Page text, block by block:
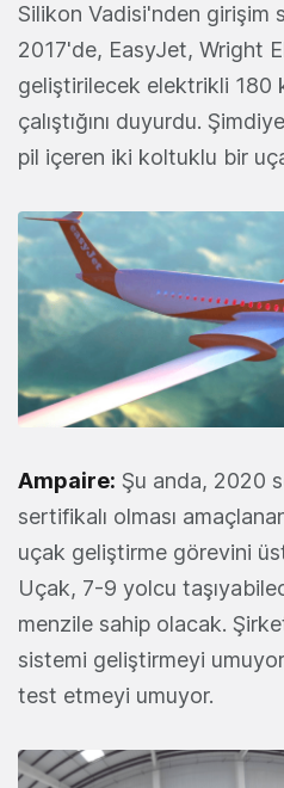
Silikon Vadisi'nden girişim
2017'de, EasyJet, Wright
geliştirilecek elektrikli 180
çalıştığını duyurdu.
pil içeren iki koltuklu bir
Ampaire: Şu anda, 2020
sertifikalı olması
uçak geliştirme görevini
Uçak, 7-9 yolcu
menzile sahip olacak.
sistemi geliştirmeyi
test etmeyi umuyor.